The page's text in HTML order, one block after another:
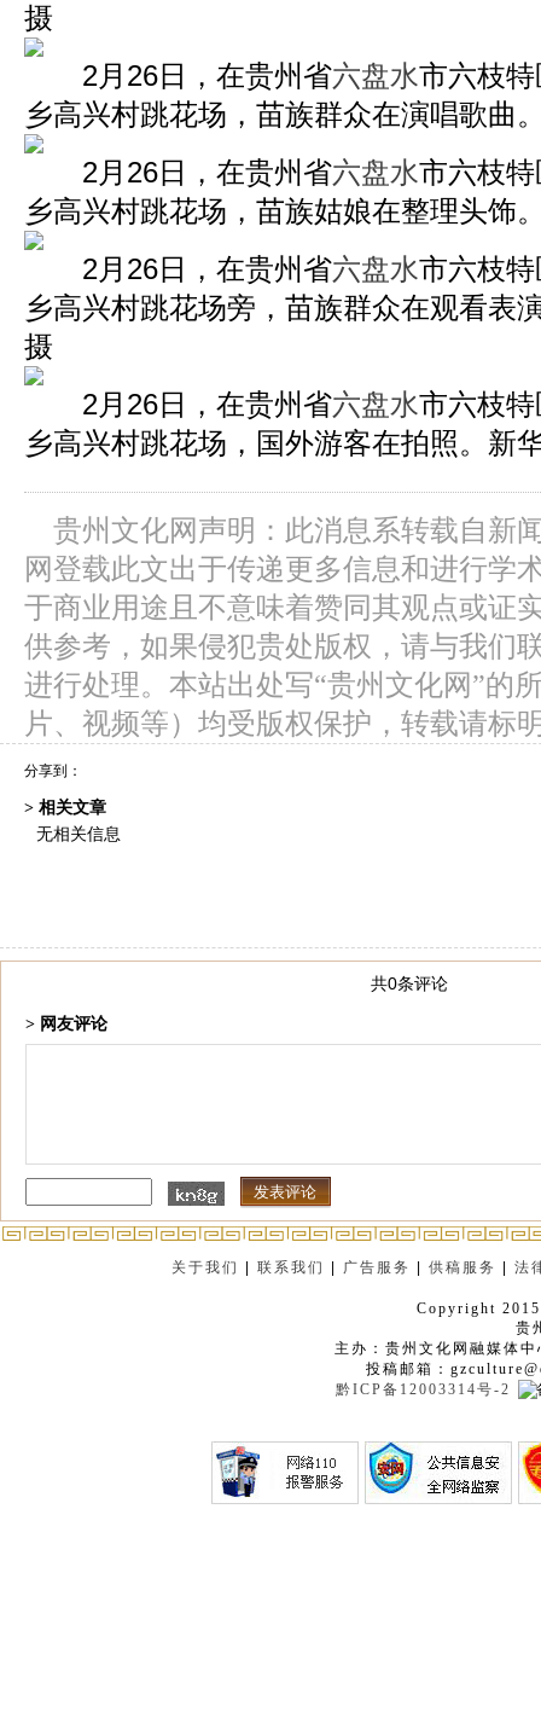
摄
2月26日，在贵州省六盘水市六枝
乡高兴村跳花场，苗族群众在演唱歌曲
2月26日，在贵州省六盘水市六枝
乡高兴村跳花场，苗族姑娘在整理头饰
2月26日，在贵州省六盘水市六枝
乡高兴村跳花场旁，苗族群众在观看表
摄
2月26日，在贵州省六盘水市六枝
乡高兴村跳花场，国外游客在拍照。新
贵州文化网声明：此消息系转载自新
网登载此文出于传递更多信息和进行学
于商业用途且不意味着赞同其观点或证
供参考，如果侵犯贵处版权，请与我们
进行处理。本站出处写“贵州文化网”的
片、视频等）均受版权保护，转载请标
分享到：
> 相关文章
无相关信息
共0条评论
> 网友评论
关于我们 |联系我们 广告服务 |供稿服务 |法
Copyright
贵
主办：贵州文化网融媒体
投稿邮箱：
黔ICP备12003314号-2